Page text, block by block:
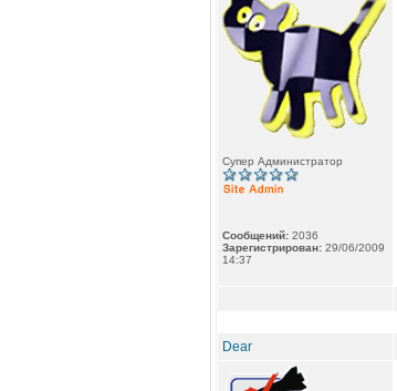
Супер Администратор
Сообщений: 2036
Зарегистрирован: 29/06/2009
14:37
Dear